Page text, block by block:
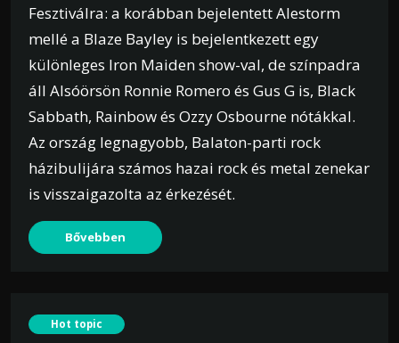
Fesztiválra: a korábban bejelentett Alestorm
mellé a Blaze Bayley is bejelentkezett egy
különleges Iron Maiden show-val, de színpadra
áll Alsóörsön Ronnie Romero és Gus G is, Black
Sabbath, Rainbow és Ozzy Osbourne nótákkal.
Az ország legnagyobb, Balaton-parti rock
házibulijára számos hazai rock és metal zenekar
is visszaigazolta az érkezését.
Bővebben
Hot topic